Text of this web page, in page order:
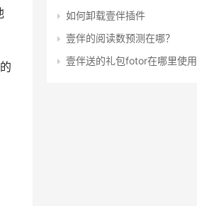
如何卸载壹伴插件
壹伴的阅读数预测在哪？
壹伴送的礼包fotor在哪里使用